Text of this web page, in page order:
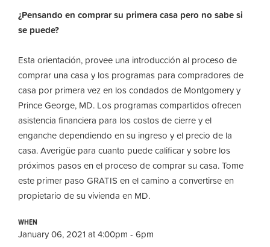
¿Pensando en comprar su primera casa pero no sabe si
se puede?
Esta orientación, provee una introducción al proceso de
comprar una casa y los programas para compradores de
casa por primera vez en los condados de Montgomery y
Prince George, MD. Los programas compartidos ofrecen
asistencia financiera para los costos de cierre y el
enganche dependiendo en su ingreso y el precio de la
casa. Averigüe para cuanto puede calificar y sobre los
próximos pasos en el proceso de comprar su casa. Tome
este primer paso GRATIS en el camino a convertirse en
propietario de su vivienda en MD.
WHEN
January 06, 2021 at 4:00pm - 6pm